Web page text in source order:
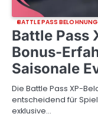
BATTLE PASS
Battle Pass
Bonus-
Saisonale
Die Battle Pass XP-
entscheidend für
exklusive…